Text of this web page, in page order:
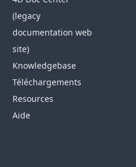
(legacy
documentation web
site)
Knowledgebase
Téléchargements
Resources
Aide